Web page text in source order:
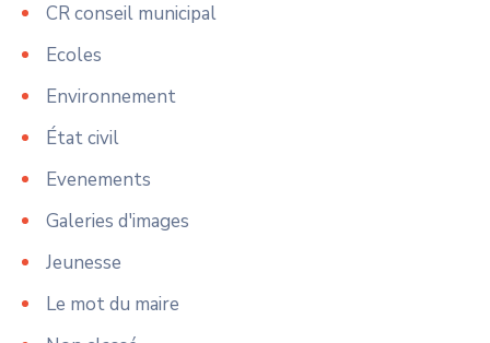
CR conseil municipal
Ecoles
Environnement
État civil
Evenements
Galeries d'images
Jeunesse
Le mot du maire